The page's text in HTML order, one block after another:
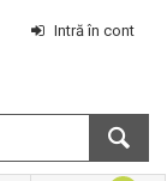
Intră în cont